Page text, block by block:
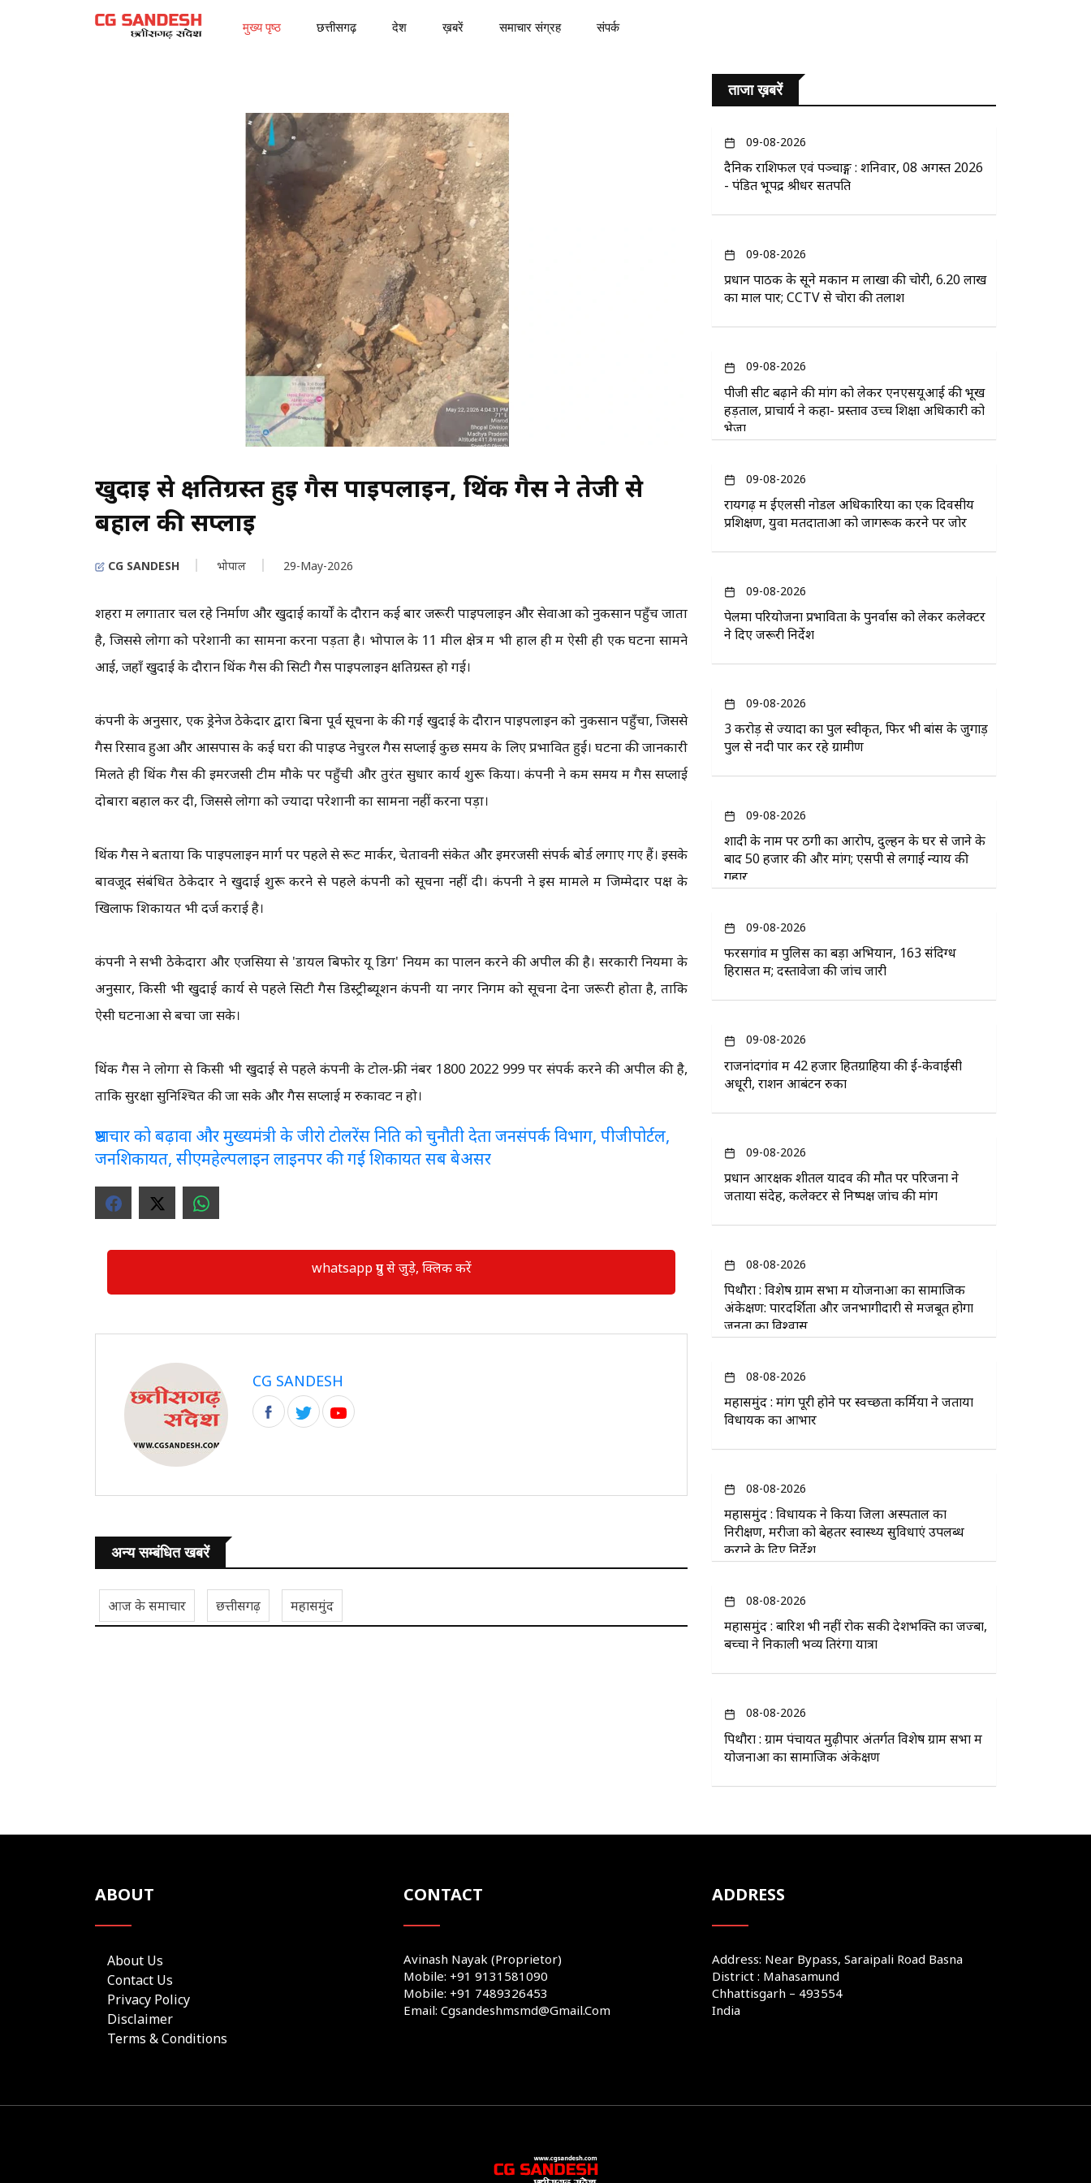
मुख्य पृष्ठ छत्तीसगढ़ देश ख़बरें समाचार संग्रह संपर्क
खुदाई से क्षतिग्रस्त हुई गैस पाइपलाइन, थिंक गैस ने तेजी से
बहाल की सप्लाई
CG SANDESH भोपाल 29-May-2026
शहरों में लगातार चल रहे निर्माण और खुदाई कार्यों के दौरान कई बार जरूरी पाइपलाइन और सेवाओं को नुकसान पहुँच जाता
है, जिससे लोगों को परेशानी का सामना करना पड़ता है। भोपाल के 11 मील क्षेत्र में भी हाल ही में ऐसी ही एक घटना सामने
आई, जहाँ खुदाई के दौरान थिंक गैस की सिटी गैस पाइपलाइन क्षतिग्रस्त हो गई।
कंपनी के अनुसार, एक ड्रेनेज ठेकेदार द्वारा बिना पूर्व सूचना के की गई खुदाई के दौरान पाइपलाइन को नुकसान पहुँचा, जिससे
गैस रिसाव हुआ और आसपास के कई घरों की पाइप्ड नेचुरल गैस सप्लाई कुछ समय के लिए प्रभावित हुई। घटना की जानकारी
मिलते ही थिंक गैस की इमरजेंसी टीम मौके पर पहुँची और तुरंत सुधार कार्य शुरू किया। कंपनी ने कम समय में गैस सप्लाई
दोबारा बहाल कर दी, जिससे लोगों को ज्यादा परेशानी का सामना नहीं करना पड़ा।
थिंक गैस ने बताया कि पाइपलाइन मार्ग पर पहले से रूट मार्कर, चेतावनी संकेत और इमरजेंसी संपर्क बोर्ड लगाए गए हैं। इसके
बावजूद संबंधित ठेकेदार ने खुदाई शुरू करने से पहले कंपनी को सूचना नहीं दी। कंपनी ने इस मामले में जिम्मेदार पक्ष के
खिलाफ शिकायत भी दर्ज कराई है।
कंपनी ने सभी ठेकेदारों और एजेंसियों से 'डायल बिफोर यू डिग' नियम का पालन करने की अपील की है। सरकारी नियमों के
अनुसार, किसी भी खुदाई कार्य से पहले सिटी गैस डिस्ट्रीब्यूशन कंपनी या नगर निगम को सूचना देना जरूरी होता है, ताकि
ऐसी घटनाओं से बचा जा सके।
थिंक गैस ने लोगों से किसी भी खुदाई से पहले कंपनी के टोल-फ्री नंबर 1800 2022 999 पर संपर्क करने की अपील की है,
ताकि सुरक्षा सुनिश्चित की जा सके और गैस सप्लाई में रुकावट न हो।
भ्रष्टाचार को बढ़ावा और मुख्यमंत्री के जीरो टोलरेंस निति को चुनौती देता जनसंपर्क विभाग, पीजीपोर्टल,
जनशिकायत, सीएमहेल्पलाइन लाइनपर की गई शिकायत सब बेअसर
whatsapp ग्रुप से जुड़े, क्लिक करें
CG SANDESH
अन्य सम्बंधित खबरें
आज के समाचार छत्तीसगढ़ महासमुंद
ताजा ख़बरें
09-08-2026
दैनिक राशिफल एवं पञ्चाङ्ग : शनिवार, 08 अगस्त 2026
- पंडित भूपेंद्र श्रीधर सतपति
09-08-2026
प्रधान पाठक के सूने मकान में लाखों की चोरी, 6.20 लाख
का माल पार; CCTV से चोरों की तलाश
09-08-2026
पीजी सीट बढ़ाने की मांग को लेकर एनएसयूआई की भूख
हड़ताल, प्राचार्य ने कहा- प्रस्ताव उच्च शिक्षा अधिकारी को
भेजा
09-08-2026
रायगढ़ में ईएलसी नोडल अधिकारियों का एक दिवसीय
प्रशिक्षण, युवा मतदाताओं को जागरूक करने पर जोर
09-08-2026
पेलमा परियोजना प्रभावितों के पुनर्वास को लेकर कलेक्टर
ने दिए जरूरी निर्देश
09-08-2026
3 करोड़ से ज्यादा का पुल स्वीकृत, फिर भी बांस के जुगाड़
पुल से नदी पार कर रहे ग्रामीण
09-08-2026
शादी के नाम पर ठगी का आरोप, दुल्हन के घर से जाने के
बाद 50 हजार की और मांग; एसपी से लगाई न्याय की
गुहार
09-08-2026
फरसगांव में पुलिस का बड़ा अभियान, 163 संदिग्ध
हिरासत में; दस्तावेजों की जांच जारी
09-08-2026
राजनांदगांव में 42 हजार हितग्राहियों की ई-केवाईसी
अधूरी, राशन आबंटन रुका
09-08-2026
प्रधान आरक्षक शीतल यादव की मौत पर परिजनों ने
जताया संदेह, कलेक्टर से निष्पक्ष जांच की मांग
08-08-2026
पिथौरा : विशेष ग्राम सभा में योजनाओं का सामाजिक
अंकेक्षण: पारदर्शिता और जनभागीदारी से मजबूत होगा
जनता का विश्वास
08-08-2026
महासमुंद : मांग पूरी होने पर स्वच्छता कर्मियों ने जताया
विधायक का आभार
08-08-2026
महासमुंद : विधायक ने किया जिला अस्पताल का
निरीक्षण, मरीजों को बेहतर स्वास्थ्य सुविधाएं उपलब्ध
कराने के दिए निर्देश
08-08-2026
महासमुंद : बारिश भी नहीं रोक सकी देशभक्ति का जज्बा,
बच्चों ने निकाली भव्य तिरंगा यात्रा
08-08-2026
पिथौरा : ग्राम पंचायत मुढ़ीपार अंतर्गत विशेष ग्राम सभा में
योजनाओं का सामाजिक अंकेक्षण
ABOUT
About Us
Contact Us
Privacy Policy
Disclaimer
Terms & Conditions
CONTACT
Avinash Nayak (Proprietor)
Mobile: +91 9131581090
Mobile: +91 7489326453
Email: Cgsandeshmsmd@gmail.com
ADDRESS
Address: Near Bypass, Saraipali Road Basna
District : Mahasamund
Chhattisgarh – 493554
India